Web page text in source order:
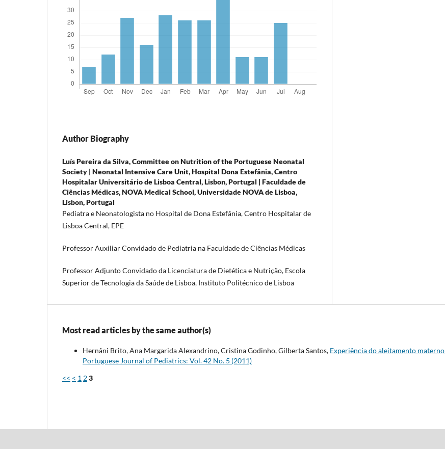
Author Biography
Luís Pereira da Silva,Committee on Nutrition of the Portuguese Neonatal
Society | Neonatal Intensive Care Unit, Hospital Dona Estefânia, Centro
Hospitalar Universitário de Lisboa Central, Lisbon, Portugal | Faculdade de
Ciências Médicas, NOVA Medical School, Universidade NOVA de Lisboa,
Lisbon, Portugal
Pediatra e Neonatologista no Hospital de Dona Estefânia, Centro Hospitalar de
Lisboa Central, EPE
Professor Auxiliar Convidado de Pediatria na Faculdade de Ciências Médicas
Professor Adjunto Convidado da Licenciatura de Dietética e Nutrição, Escola
Superior de Tecnologia da Saúde de Lisboa, Instituto Politécnico de Lisboa
Most read articles by the same author(s)
Hernâni Brito, Ana Margarida Alexandrino, Cristina Godinho, Gilberta Santos, Experiência do aleitamento materno
Portuguese Journal of Pediatrics: Vol. 42 No. 5 (2011)
<< < 1 23